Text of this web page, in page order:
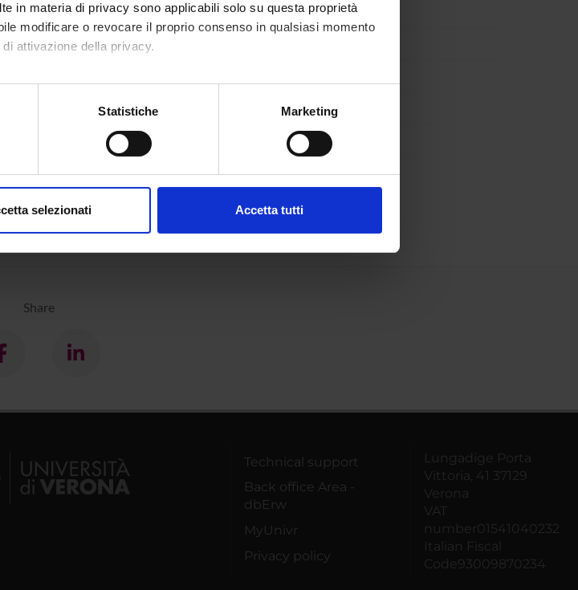
in materia di privacy sono applicabili solo su questa proprietà
modificare o revocare il proprio consenso in qualsiasi momento
attivazione della privacy.
con un'approssimazione di qualche metro,
dalla Dichiarazione sui cookie.
Statistiche Marketing
selezionati Accetta tutti
Carla Sassi Member
Member
Share
Technical support
Back office Area -
dbErw
MyUnivr
Privacy policy
Lungadige Porta
Vittoria, 41 37129
Verona
VAT
number01541040232
Italian Fiscal
Code93009870234